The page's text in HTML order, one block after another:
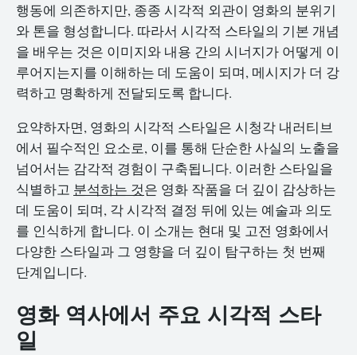
행동에 의존하지만, 종종 시각적 외관이 영화의 분위기
와 톤을 형성합니다. 따라서 시각적 스타일의 기본 개념
을 배우는 것은 이미지와 내용 간의 시너지가 어떻게 이
루어지는지를 이해하는 데 도움이 되며, 메시지가 더 강
력하고 명확하게 전달되도록 합니다.
요약하자면, 영화의 시각적 스타일은 시청각 내러티브
에서 필수적인 요소로, 이를 통해 단순한 사실의 노출을
넘어서는 감각적 경험이 구축됩니다. 이러한 스타일을
식별하고 분석하는 것은 영화 작품을 더 깊이 감상하는
데 도움이 되며, 각 시각적 결정 뒤에 있는 예술과 의도
를 인식하게 합니다. 이 소개는 현대 및 고전 영화에서
다양한 스타일과 그 영향을 더 깊이 탐구하는 첫 번째
단계입니다.
영화 역사에서 주요 시각적 스타
일